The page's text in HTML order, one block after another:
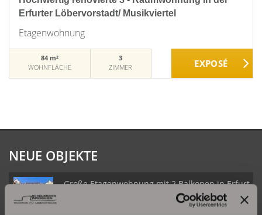
Erfurter Löbervorstadt/ Musikviertel
Etagenwohnung
84 m²
WOHNFLÄCHE
3
ZIMMER
NEUE OBJEKTE
Große Etagenwohnung mit 2 Balkonen in Erfurt